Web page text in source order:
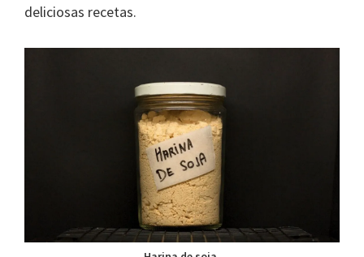
deliciosas recetas.